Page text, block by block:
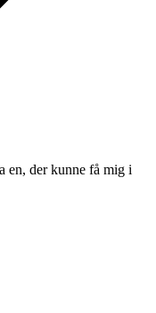
en, der kunne få mig i